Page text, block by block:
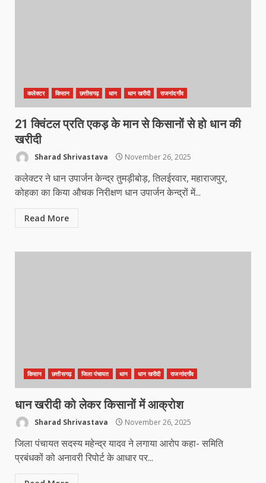
कलेक्टर किसान छत्तीसगढ़ धान धान खरीदी राजनांदगाँव
21 क्विंटल प्रति एकड़ के मान से किसानों से हो धान की
खरीदी
Sharad Shrivastava November 26, 2025
कलेक्टर ने धान उपार्जन केन्द्र तुमड़ीबोड़, तिलईरवार, महाराजपुर,
कोहका का किया औचक निरीक्षण धान उपार्जन केन्द्रों में...
Read More
किसान छत्तीसगढ़ जिला पंचायत धान धान खरीदी राजनांदगाँव
धान खरीदी को लेकर किसानों में आक्रोश
Sharad Shrivastava November 26, 2025
जिला पंचायत सदस्य महेन्द्र यादव ने लगाया आरोप कहा- समिति
प्रबंधकों को अनावरी रिपोर्ट के आधार पर...